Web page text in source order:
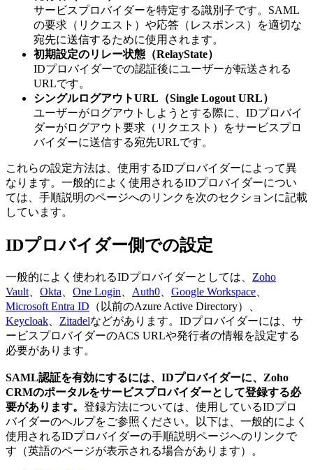
サービスプロバイダーを特定する識別子です。SAML
の要求（リクエスト）や応答（レスポンス）を適切な
宛先に送信するために使用されます。
初期設定のリレー状態（RelayState）
IDプロバイダーでの認証後にユーザーが転送される
URLです。
シングルログアウトURL（Single Logout URL）
ユーザーがログアウトしようとする際に、IDプロバイ
ダーがログアウト要求（リクエスト）をサービスプロ
バイダーに送信する宛先URLです。
これらの設定方法は、使用するIDプロバイダーによって異
なります。一般的によく使用されるIDプロバイダーについ
ては、手順説明のページへのリンクを次のセクションに記載
しています。
IDプロバイダー側での設定
一般的によく使われるIDプロバイダーとしては、 Zoho
Vault
Okta One Login Auth0 Google Workspace
Microsoft Entra ID （以前のAzure Active Directory）、
Keycloak
Zitadelなどがあります。IDプロバイダーには、サ
ービスプロバイダーのACS URLや発行者の情報を設定する
必要があります。
SAML認証を有効にするには、IDプロバイダーに、Zoho
CRMのポータルをサービスプロバイダーとして登録する必
要があります。 登録方法については、使用しているIDプロ
バイダーのヘルプをご参照ください。以下は、一般的によく
使用されるIDプロバイダーの手順説明ページへのリンクで
す（英語のページが表示される場合があります）。